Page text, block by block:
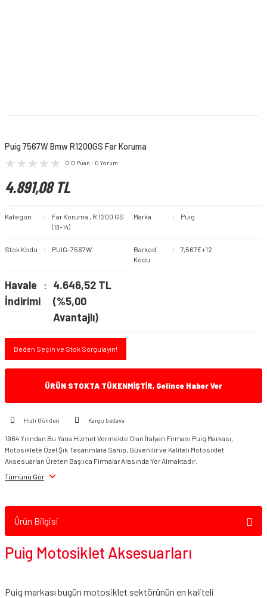
Puig 7567W Bmw R1200GS Far Koruma
0.0 Puan - 0 Yorum
4.891,08 TL
Kategori Far Koruma , R 1200 GS
(13-14)
Marka Puig
Stok Kodu PUIG-7567W
Barkod
Kodu
7,567E+12
Havale
İndirimi
4.646,52 TL
(%5,00
Avantajlı)
Beden Seçin ve Stok Sorgulayın!
ÜRÜN STOKTA TÜKENMİŞTİR, Gelince Haber Ver
Hızlı Gönderi Kargo bedava
1964 Yılından Bu Yana Hizmet Vermekte Olan İtalyan Firması Puig Markası,
Motosiklete Özel Şık Tasarımlara Sahip, Güvenilir ve Kaliteli Motosiklet
Aksesuarları Üreten Başlıca Firmalar Arasında Yer Almaktadır.
Tümünü Gör
Ürün Bilgisi
Puig Motosiklet Aksesuarları
Puig markası bugün motosiklet sektörünün en kaliteli